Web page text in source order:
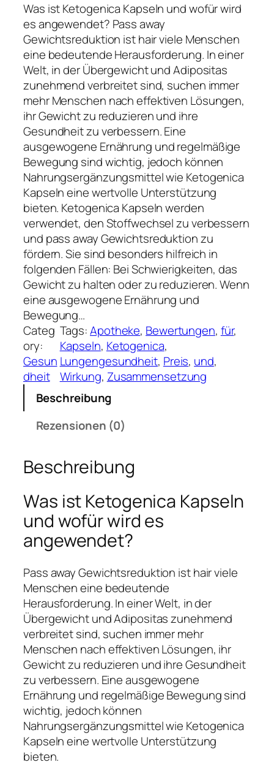
Was ist Ketogenica Kapseln und wofür wird
es angewendet? Pass away
Gewichtsreduktion ist hair viele Menschen
eine bedeutende Herausforderung. In einer
Welt, in der Übergewicht und Adipositas
zunehmend verbreitet sind, suchen immer
mehr Menschen nach effektiven Lösungen,
ihr Gewicht zu reduzieren und ihre
Gesundheit zu verbessern. Eine
ausgewogene Ernährung und regelmäßige
Bewegung sind wichtig, jedoch können
Nahrungsergänzungsmittel wie Ketogenica
Kapseln eine wertvolle Unterstützung
bieten. Ketogenica Kapseln werden
verwendet, den Stoffwechsel zu verbessern
und pass away Gewichtsreduktion zu
fördern. Sie sind besonders hilfreich in
folgenden Fällen: Bei Schwierigkeiten, das
Gewicht zu halten oder zu reduzieren. Wenn
eine ausgewogene Ernährung und
Bewegung…
Categ
ory:
Gesun
dheit
Tags:Apotheke, Bewertungen, für
Kapseln, Ketogenica
Lungengesundheit, Preis, und
Wirkung, Zusammensetzung
Beschreibung
Rezensionen (0)
Beschreibung
Was ist Ketogenica Kapseln
und wofür wird es
angewendet?
Pass away Gewichtsreduktion ist hair viele
Menschen eine bedeutende
Herausforderung. In einer Welt, in der
Übergewicht und Adipositas zunehmend
verbreitet sind, suchen immer mehr
Menschen nach effektiven Lösungen, ihr
Gewicht zu reduzieren und ihre Gesundheit
zu verbessern. Eine ausgewogene
Ernährung und regelmäßige Bewegung sind
wichtig, jedoch können
Nahrungsergänzungsmittel wie Ketogenica
Kapseln eine wertvolle Unterstützung
bieten.